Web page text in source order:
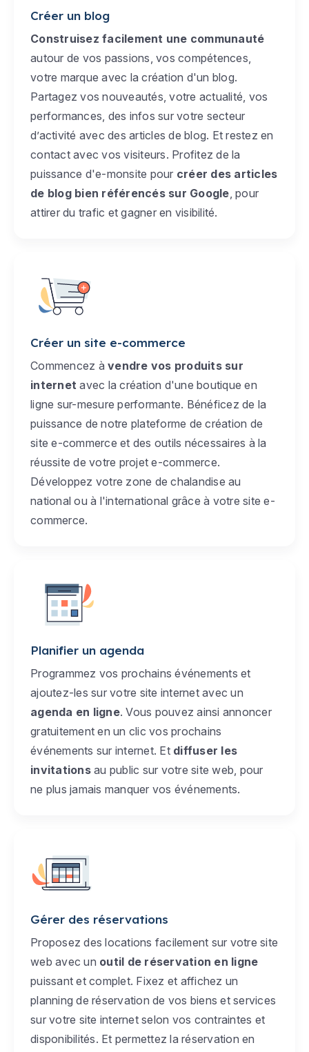
Créer un blog
Construisez facilement une communauté
autour de vos passions, vos compétences,
votre marque avec la création d'un blog.
Partagez vos nouveautés, votre actualité, vos
performances, des infos sur votre secteur
d’activité avec des articles de blog. Et restez en
contact avec vos visiteurs. Profitez de la
puissance d'e-monsite pour créer des articles
de blog bien référencés sur Google , pour
attirer du trafic et gagner en visibilité.
Créer un site e-commerce
Commencez à vendre vos produits sur
internet avec la création d'une boutique en
ligne sur-mesure performante. Bénéficez de la
puissance de notre plateforme de création de
site e-commerce et des outils nécessaires à la
réussite de votre projet e-commerce.
Développez votre zone de chalandise au
national ou à l'international grâce à votre site e-
commerce.
Planifier un agenda
Programmez vos prochains événements et
ajoutez-les sur votre site internet avec un
agenda en ligne. Vous pouvez ainsi annoncer
gratuitement en un clic vos prochains
événements sur internet. Et diffuser les
invitationsau public sur votre site web, pour
ne plus jamais manquer vos événements.
Gérer des réservations
Proposez des locations facilement sur votre site
web avec un outil de réservation en ligne
puissant et complet. Fixez et affichez un
planning de réservation de vos biens et services
sur votre site internet selon vos contraintes et
disponibilités. Et permettez la réservation en